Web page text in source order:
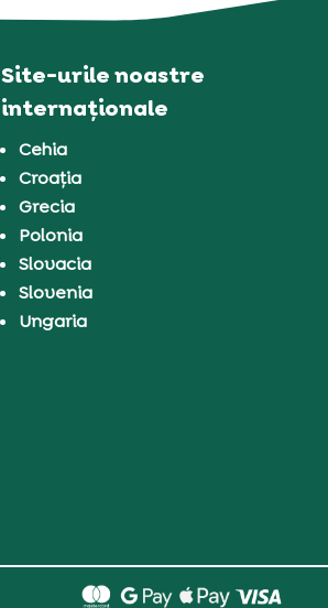
Site-urile noastre
internaționale
Cehia
Croația
Grecia
Polonia
Slovacia
Slovenia
Ungaria